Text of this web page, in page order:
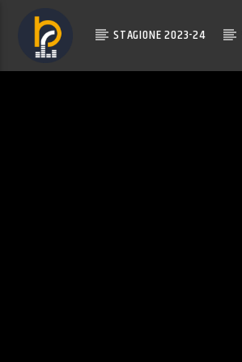
STAGIONE 2023-24